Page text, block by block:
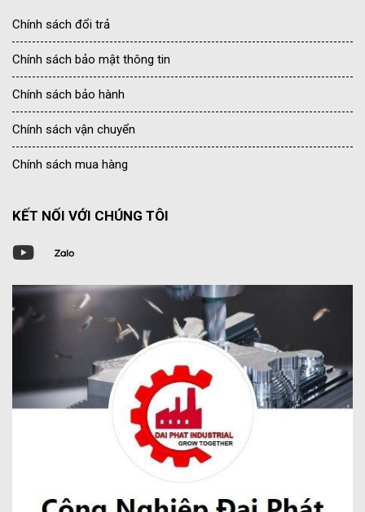
Chính sách đổi trả
Chính sách bảo mật thông tin
Chính sách bảo hành
Chính sách vận chuyển
Chính sách mua hàng
KẾT NỐI VỚI CHÚNG TÔI